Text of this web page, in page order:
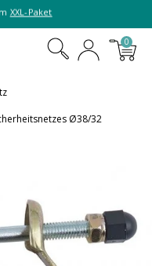
XXL-Paket
0
Ø38/32